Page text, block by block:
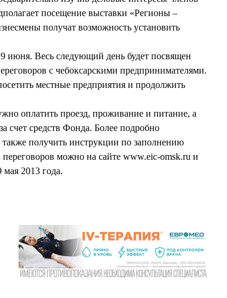
посещение выставки «Регионы –
получат возможность установить
июня. Весь следующий день будет посвящен
с чебоксарскими предпринимателями.
местные предприятия и продолжить
оплатить проезд, проживание и питание, а
счет средств Фонда. Более подробно
получить инструкции по заполнению
можно на сайте www.eic-omsk.ru и
2013 года.